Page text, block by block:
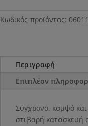
Κωδικός προϊόντος:
Περιγραφή
Επιπλέον
Σύγχρονο, κομψό
στιβαρή κατασκευή